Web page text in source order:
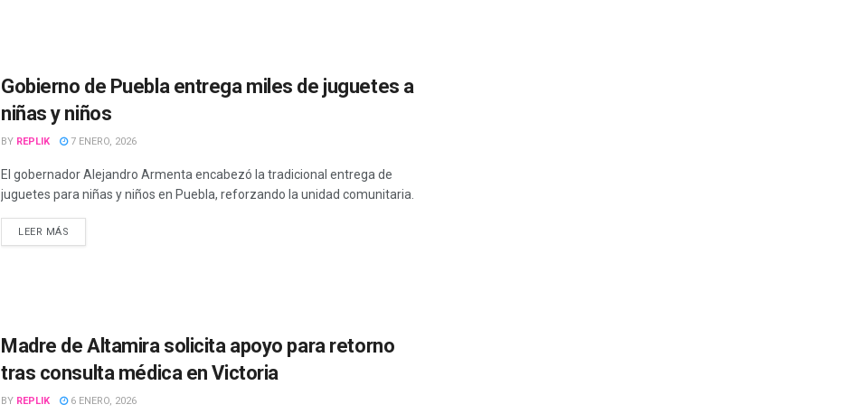
Gobierno de Puebla entrega miles de juguetes a
niñas y niños
BY REPLIK 7 ENERO, 2026
El gobernador Alejandro Armenta encabezó la tradicional entrega de
juguetes para niñas y niños en Puebla, reforzando la unidad comunitaria.
LEER MÁS
Madre de Altamira solicita apoyo para retorno
tras consulta médica en Victoria
BY REPLIK 6 ENERO, 2026